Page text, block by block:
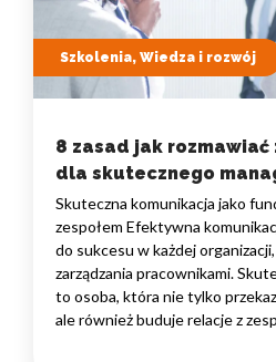
Szkolenia, Wiedza i rozwój
8 zasad jak
dla skutecznego
Skuteczna komunikacja jako
zespołem Efektywna
do sukcesu w każdej
zarządzania pracownikami.
to osoba, która nie tylko
ale również buduje relacje z